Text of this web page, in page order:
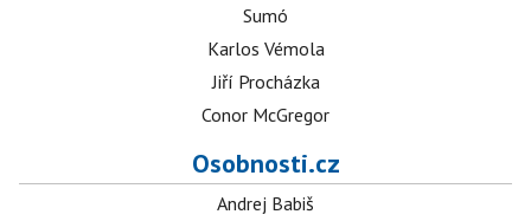
Sumó
Karlos Vémola
Jiří Procházka
Conor McGregor
Osobnosti.cz
Andrej Babiš